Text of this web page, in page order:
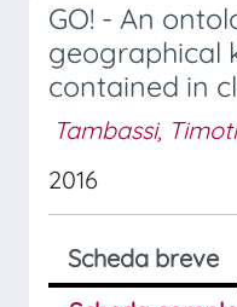
GO! - An
geographical
contained in
Tambassi,
2016
Scheda breve